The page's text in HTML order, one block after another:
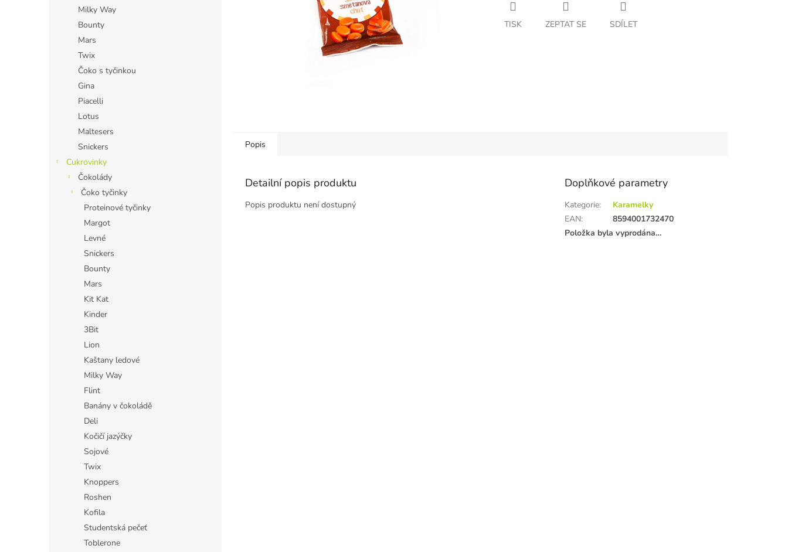
Milky Way
Bounty
Mars
Twix
Čoko s tyčinkou
Gina
Piacelli
Lotus
Maltesers
Snickers
Cukrovinky
Čokolády
Čoko tyčinky
Proteinové tyčinky
Margot
Levné
Snickers
Bounty
Mars
Kit Kat
Kinder
3Bit
Lion
Kaštany ledové
Milky Way
Flint
Banány v čokoládě
Deli
Kočičí jazýčky
Sojové
Twix
Knoppers
Roshen
Kofila
Studentská pečeť
Toblerone
TISK ZEPTAT SE SDÍLET
Popis
Detailní popis produktu
Popis produktu není dostupný
Doplňkové parametry
Kategorie:
Karamelky
EAN:
8594001732470
Položka byla vyprodána…